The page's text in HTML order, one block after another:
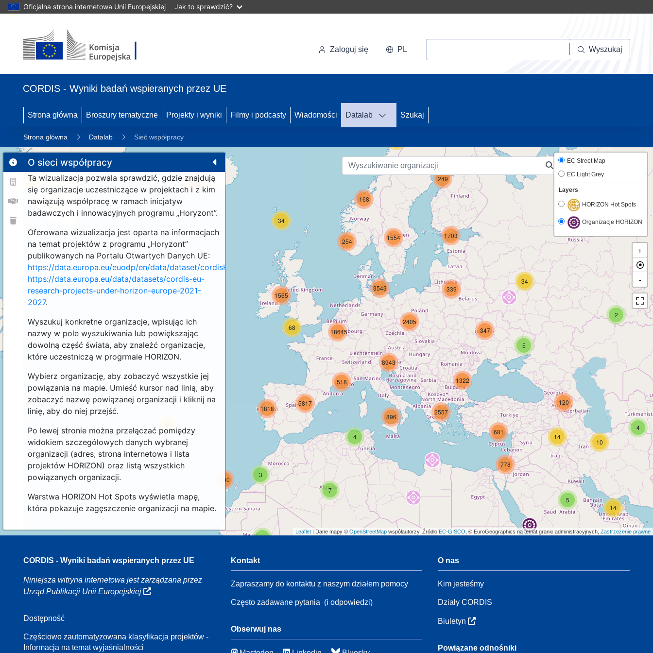
Oficjalna strona internetowa Unii Europejskiej Jak to sprawdzić?
Zaloguj się PL Wyszukaj
CORDIS - Wyniki badań wspieranych przez UE
Strona główna Broszury tematyczne Projekty i wyniki Filmy i podcasty Wiadomości Datalab Szukaj
Strona główna Datalab Sieć współpracy
O sieci współpracy
Ta wizualizacja pozwala sprawdzić, gdzie znajdują
się organizacje uczestniczące w projektach i z kim
nawiązują współpracę w ramach inicjatyw
badawczych i innowacyjnych programu „Horyzont”.
Oferowana wizualizacja jest oparta na informacjach
na temat projektów z programu „Horyzont”
publikowanych na Portalu Otwartych Danych UE:
https://data.europa.eu/euodp/en/data/dataset/cordisH2020projects.
https://data.europa.eu/data/datasets/cordis-eu-
research-projects-under-horizon-europe-2021-
2027.
Wyszukuj konkretne organizacje, wpisując ich
nazwy w pole wyszukiwania lub powiększając
dowolną część świata, aby znaleźć organizacje,
które uczestniczą w progrmaie HORIZON.
Wybierz organizację, aby zobaczyć wszystkie jej
powiązania na mapie. Umieść kursor nad linią, aby
zobaczyć nazwę powiązanej organizacji i kliknij na
linię, aby do niej przejść.
Po lewej stronie można przełączać pomiędzy
widokiem szczegółowych danych wybranej
organizacji (adres, strona internetowa i lista
projektów HORIZON) oraz listą wszystkich
powiązanych organizacji.
Warstwa HORIZON Hot Spots wyświetla mapę,
która pokazuje zagęszczenie organizacji na mapie.
4
5
10
14
2
2
21
55
11 192
46
3
160
2
34
34
168
254
4
896
5
14
120
1322
778
681
2557
7
1818
5817
68
518
3543
1565
18645
339
347
8943
2405
249
1554 1703
EC Street Map
EC Light Grey
Layers
HORIZON Hot Spots
Organizacje HORIZON
+
-
Leaflet | Dane mapy © OpenStreetMap współautorzy, Źródło EC-GISCO , © EuroGeographics na temat granic administracyjnych, Zastrzeżenie prawne
CORDIS - Wyniki badań wspieranych przez UE
Niniejsza witryna internetowa jest zarządzana przez
Urząd Publikacji Unii Europejskiej
Dostępność
Częściowo zautomatyzowana klasyfikacja projektów -
Informacja na temat wyjaśnialności
Kontakt
Zapraszamy do kontaktu z naszym działem pomocy
Często zadawane pytania (i odpowiedzi)
Obserwuj nas
O nas
Kim jesteśmy
Działy CORDIS
Biuletyn
Powiązane odnośniki